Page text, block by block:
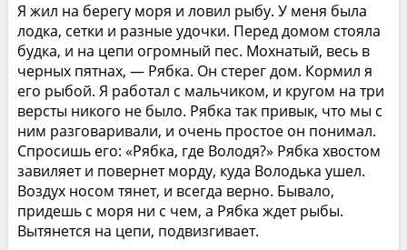
Я жил на берегу моря и ловил рыбу. У меня была
лодка, сетки и разные удочки. Перед домом стояла
будка, и на цепи огромный пес. Мохнатый, весь в
черных пятнах, — Рябка. Он стерег дом. Кормил я
его рыбой. Я работал с мальчиком, и кругом на три
версты никого не было. Рябка так привык, что мы с
ним разговаривали, и очень простое он понимал.
Спросишь его: «Рябка, где Володя?» Рябка хвостом
завиляет и повернет морду, куда Володька ушел.
Воздух носом тянет, и всегда верно. Бывало,
придешь с моря ни с чем, а Рябка ждет рыбы.
Вытянется на цепи, подвизгивает.